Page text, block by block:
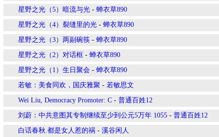
星野之光（5）暗流与光 - 蝉衣草890
星野之光（4）裂缝里的光 - 蝉衣草890
星野之光（3）两副碗筷 - 蝉衣草890
星野之光（2）对话框 - 蝉衣草890
星野之光（1）生日聚会 - 蝉衣草890
若敏：美食同欢，国庆雅聚 - 若敏思文
Wei Liu, Democracy Promoter: C - 普通百姓12
刘蔚：中共意图其专制继续至少到公元5万年 1055 - 普通百姓12
白话春秋.都是女人惹的祸 - 溪谷闲人